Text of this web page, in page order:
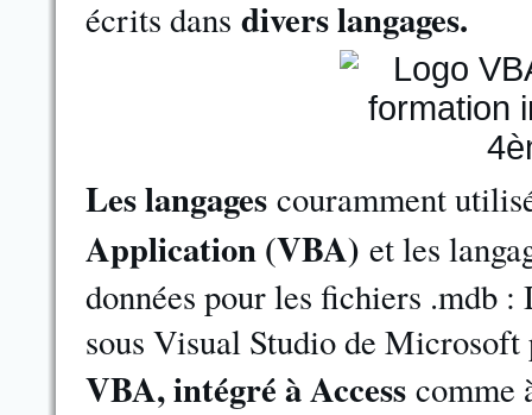
écrits dans divers langages.
Les langages couramment
Application (VBA) et les
données pour les fichiers .mdb
sous Visual Studio de Microsoft
VBA, intégré à Access comme